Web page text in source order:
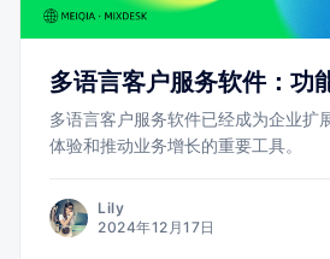
多语言客户服务软件：功
多语言客户服务软件已经成为企业扩
体验和推动业务增长的重要工具。
Lily
2024年12月17日